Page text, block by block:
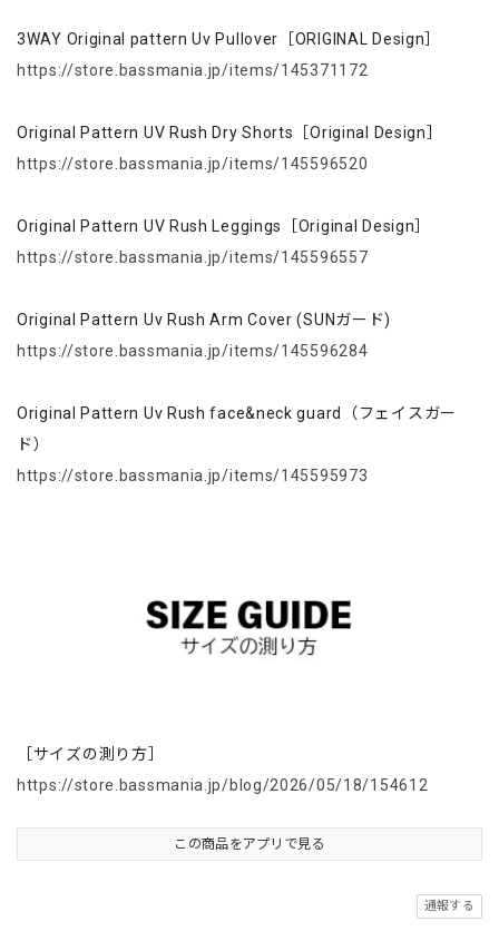
3WAY Original pattern Uv Pullover［ORIGINAL Design］
https://store.bassmania.jp/items/145371172
Original Pattern UV Rush Dry Shorts［Original Design］
https://store.bassmania.jp/items/145596520
Original Pattern UV Rush Leggings［Original Design］
https://store.bassmania.jp/items/145596557
Original Pattern Uv Rush Arm Cover (SUNガード)
https://store.bassmania.jp/items/145596284
Original Pattern Uv Rush face&neck guard（フェイスガー
ド）
https://store.bassmania.jp/items/145595973
［サイズの測り方］
https://store.bassmania.jp/blog/2026/05/18/154612
この商品をアプリで見る
通報する